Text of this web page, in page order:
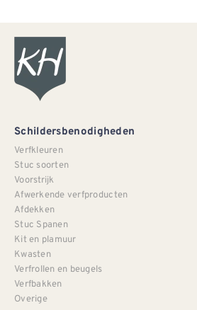
Schildersbenodigheden
Verfkleuren
Stuc soorten
Voorstrijk
Afwerkende verfproducten
Afdekken
Stuc Spanen
Kit en plamuur
Kwasten
Verfrollen en beugels
Verfbakken
Overige